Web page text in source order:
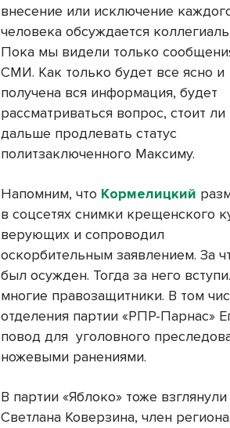
внесение или исключение
человека обсуждается
Пока мы видели только
СМИ. Как только будет все ясно и
получена вся информация, будет
рассматриваться вопрос, стоит ли
дальше продлевать статус
политзаключенного Максиму.
Напомним, что Кормелицкий
в соцсетях снимки крещенского
верующих и сопроводил
оскорбительным заявлением. За
был осужден. Тогда за него
многие правозащитники. В том
отделения партии «РПР-Парнас»
повод для уголовного
ножевыми ранениями.
В партии «Яблоко» тоже
Светлана Коверзина, член